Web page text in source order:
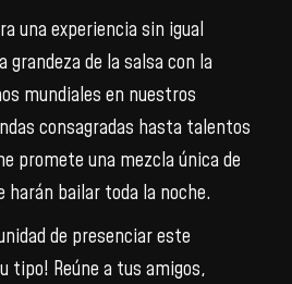
una experiencia sin igual
de la salsa con la
mundiales en nuestros
consagradas hasta talentos
promete una mezcla única de
bailar toda la noche.
de presenciar este
tipo! Reúne a tus amigos,